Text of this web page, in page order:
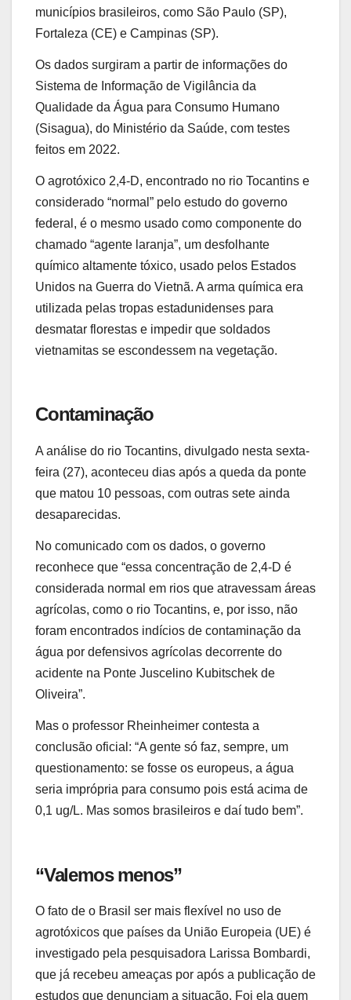
municípios brasileiros, como São Paulo (SP),
Fortaleza (CE) e Campinas (SP).
Os dados surgiram a partir de informações do
Sistema de Informação de Vigilância da
Qualidade da Água para Consumo Humano
(Sisagua), do Ministério da Saúde, com testes
feitos em 2022.
O agrotóxico 2,4-D, encontrado no rio Tocantins e
considerado “normal” pelo estudo do governo
federal, é o mesmo usado como componente do
chamado “agente laranja”, um desfolhante
químico altamente tóxico, usado pelos Estados
Unidos na Guerra do Vietnã. A arma química era
utilizada pelas tropas estadunidenses para
desmatar florestas e impedir que soldados
vietnamitas se escondessem na vegetação.
Contaminação
A análise do rio Tocantins, divulgado nesta sexta-
feira (27), aconteceu dias após a queda da ponte
que matou 10 pessoas, com outras sete ainda
desaparecidas.
No comunicado com os dados, o governo
reconhece que “essa concentração de 2,4-D é
considerada normal em rios que atravessam áreas
agrícolas, como o rio Tocantins, e, por isso, não
foram encontrados indícios de contaminação da
água por defensivos agrícolas decorrente do
acidente na Ponte Juscelino Kubitschek de
Oliveira”.
Mas o professor Rheinheimer contesta a
conclusão oficial: “A gente só faz, sempre, um
questionamento: se fosse os europeus, a água
seria imprópria para consumo pois está acima de
0,1 ug/L. Mas somos brasileiros e daí tudo bem”.
“Valemos menos”
O fato de o Brasil ser mais flexível no uso de
agrotóxicos que países da União Europeia (UE) é
investigado pela pesquisadora Larissa Bombardi,
que já recebeu ameaças por após a publicação de
estudos que denunciam a situação. Foi ela quem